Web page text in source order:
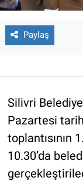
Paylaş
Silivri
Pazartesi
toplantısının
10.30’da